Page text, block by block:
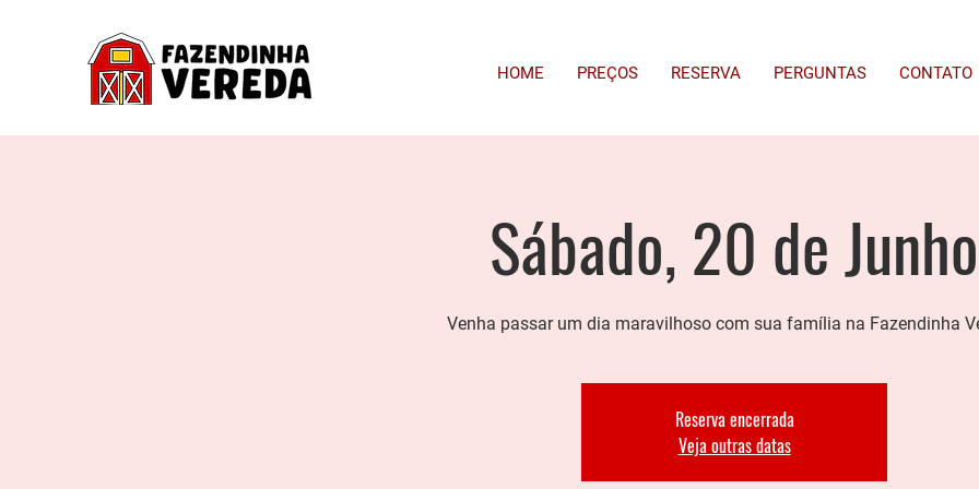
HOME PREÇOS RESERVA PERGUNTAS CONTATO
Sábado, 20 de Junho
Venha passar um dia maravilhoso com sua família na Fazendinha
Reserva encerrada
Veja outras datas